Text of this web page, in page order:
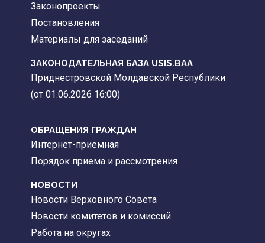
Законопроекты
Постановления
Материалы для заседаний
ЗАКОНОДАТЕЛЬНАЯ БАЗА USIS.BAA
Приднестровской Молдавской Республики
(от 01.06.2026 16:00)
ОБРАЩЕНИЯ ГРАЖДАН
Интернет-приемная
Порядок приема и рассмотрения
НОВОСТИ
Новости Верховного Совета
Новости комитетов и комиссий
Работа на округах